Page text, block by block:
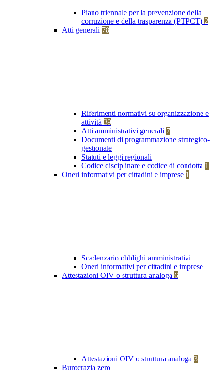
Piano triennale per la prevenzione della
corruzione e della trasparenza (PTPCT) 2
Atti generali 78
Riferimenti normativi su organizzazione e
attività 39
Atti amministrativi generali 7
Documenti di programmazione strategico-
gestionale
Statuti e leggi regionali
Codice disciplinare e codice di condotta 1
Oneri informativi per cittadini e imprese 1
Scadenzario obblighi amministrativi
Oneri informativi per cittadini e imprese
Attestazioni OIV o struttura analoga 6
Attestazioni OIV o struttura analoga 3
Burocrazia zero